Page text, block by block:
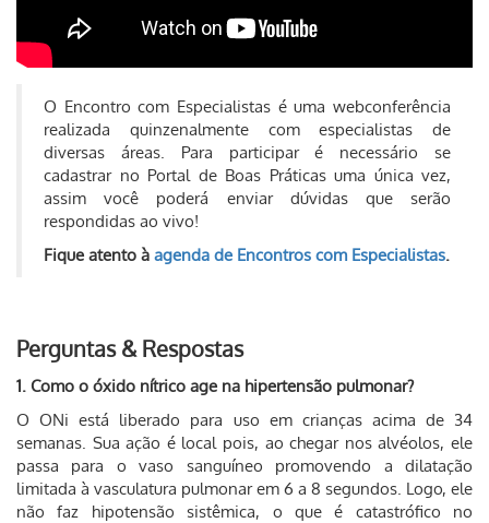
O Encontro com Especialistas é uma webconferência
realizada quinzenalmente com especialistas de
diversas áreas. Para participar é necessário se
cadastrar no Portal de Boas Práticas uma única vez,
assim você poderá enviar dúvidas que serão
respondidas ao vivo!
Fique atento à agenda de Encontros com Especialistas.
Perguntas & Respostas
1. Como o óxido nítrico age na hipertensão pulmonar?
O ONi está liberado para uso em crianças acima de 34
semanas. Sua ação é local pois, ao chegar nos alvéolos, ele
passa para o vaso sanguíneo promovendo a dilatação
limitada à vasculatura pulmonar em 6 a 8 segundos. Logo, ele
não faz hipotensão sistêmica, o que é catastrófico no